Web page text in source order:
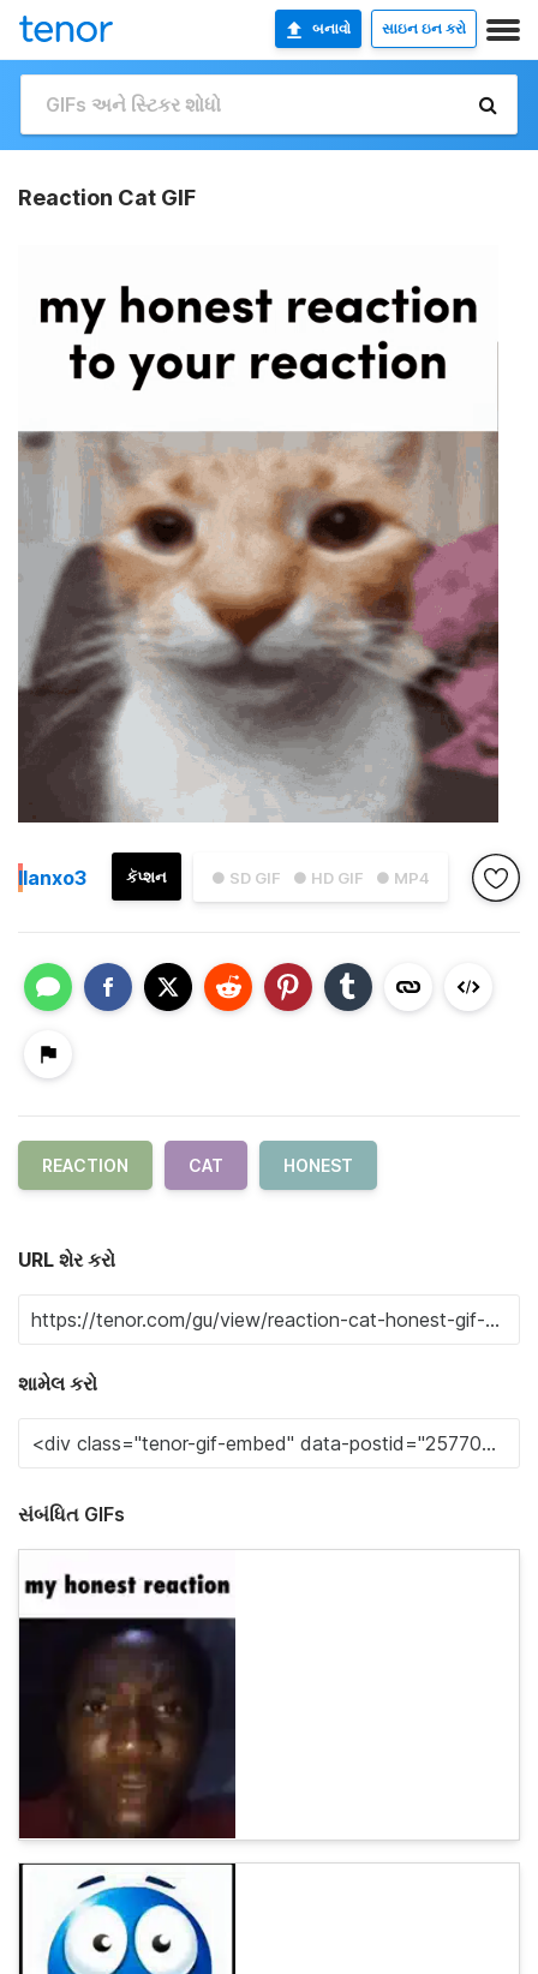
બનાવો સાઇન ઇન કરો
Reaction Cat GIF
● SD GIF ● HD GIF ● MP4
કૅપ્શન
IIanxo3
REACTION CAT HONEST
URL શેર કરો
શામેલ કરો
સંબંધિત GIFs